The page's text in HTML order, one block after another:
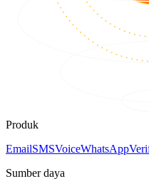
Produk
EmailSMSVoiceWhatsApp
Sumber daya